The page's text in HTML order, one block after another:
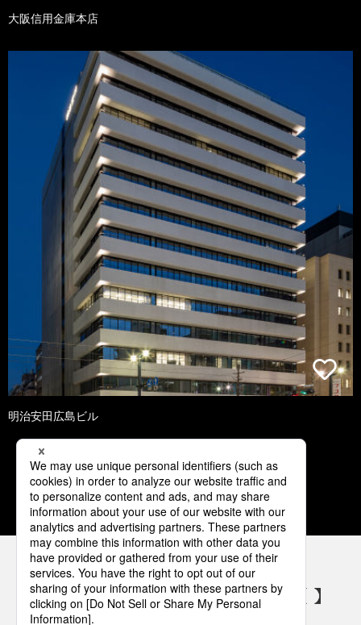
大阪信用金庫本店
明治安田広島ビル
1 2 3 4 5
パナソニックの電気設備 SNSアカウント